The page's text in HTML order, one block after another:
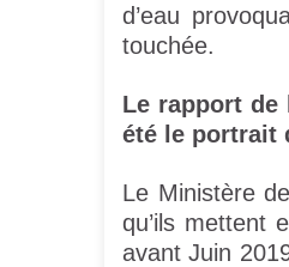
d’eau
touchée.
Le rapport de
été le portrait
Le Ministère
qu’ils mettent
avant Juin